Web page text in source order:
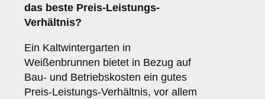
das beste Preis-Leistungs-
Verhältnis?
Ein Kaltwintergarten in
Weißenbrunnen bietet in Bezug auf
Bau- und Betriebskosten ein gutes
Preis-Leistungs-Verhältnis, vor allem